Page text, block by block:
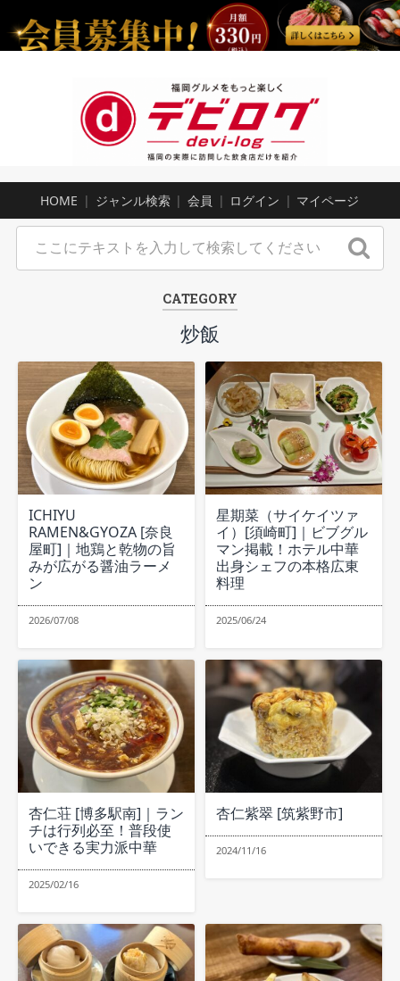
HOME ジャンル検索 会員 ログイン マイページ
CATEGORY
炒飯
ICHIYU
RAMEN&GYOZA [奈良
屋町]｜地鶏と乾物の旨
みが広がる醤油ラーメ
ン
2026/07/08
星期菜（サイケイツァ
イ）[須崎町]｜ビブグル
マン掲載！ホテル中華
出身シェフの本格広東
料理
2025/06/24
杏仁荘 [博多駅南]｜ラン
チは行列必至！普段使
いできる実力派中華
2025/02/16
杏仁紫翠 [筑紫野市]
2024/11/16